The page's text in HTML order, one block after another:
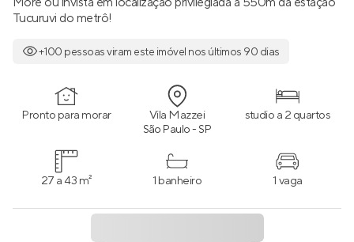
Tucuruvi do metrô!
+100 pessoas viram este imóvel nos últimos 90 dias
Pronto para morar Vila Mazzei
São Paulo - SP
studio a 2 quartos
27 a 43 m² 1 banheiro 1 vaga